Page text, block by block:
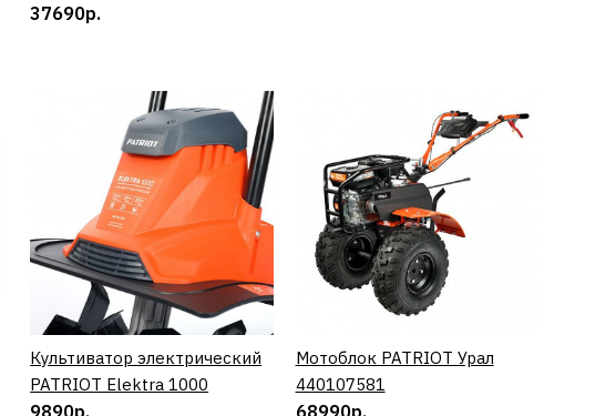
Бензиновый мотоблок
PATRIOT Калуга
пониженная передача
440107010
39990р.
КУПИТЬ
37690р.
КУПИТЬ
Культиватор электрический
PATRIOT Elektra 1000
9890р.
КУПИТЬ
Мотоблок PATRIOT Урал
440107581
68990р.